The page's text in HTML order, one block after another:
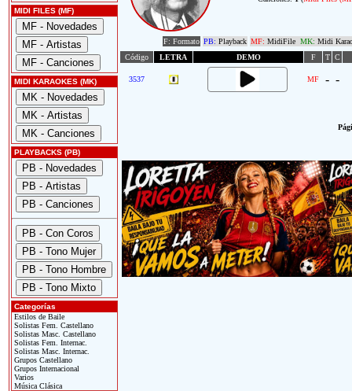
MIDI FILES (MF)
MIDI KARAOKES (MK)
PLAYBACKS (PB)
Categorías
Estilos de Baile
Solistas Fem. Castellano
Solistas Masc. Castellano
Solistas Fem. Internac.
Solistas Masc. Internac.
Grupos Castellano
Grupos Internacional
Varios
Música Clásica
F: Formato PB: Playback MF: MidiFile MK: Midi
Código
LETRA DEMO F T C
3537 MF - -